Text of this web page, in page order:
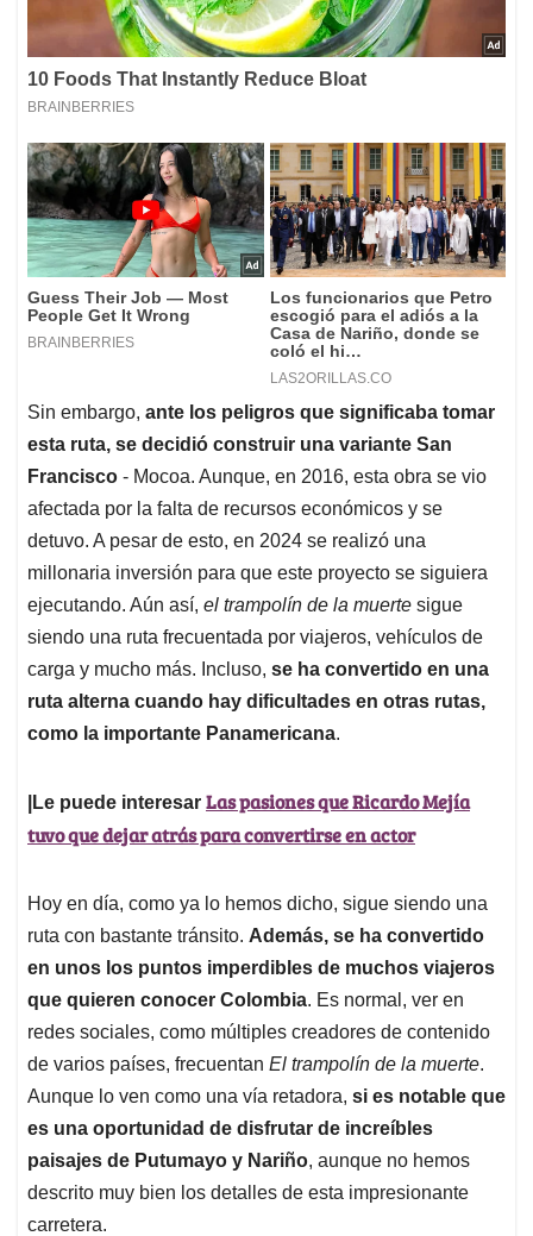
Sin embargo, ante los peligros que significaba tomar
esta ruta, se decidió construir una variante San
Francisco - Mocoa. Aunque, en 2016, esta obra se vio
afectada por la falta de recursos económicos y se
detuvo. A pesar de esto, en 2024 se realizó una
millonaria inversión para que este proyecto se siguiera
ejecutando. Aún así, el trampolín de la muerte sigue
siendo una ruta frecuentada por viajeros, vehículos de
carga y mucho más. Incluso, se ha convertido en una
ruta alterna cuando hay dificultades en otras rutas,
como la importante Panamericana.
|Le puede interesar Las pasiones que Ricardo Mejía
tuvo que dejar atrás para convertirse en actor
Hoy en día, como ya lo hemos dicho, sigue siendo una
ruta con bastante tránsito. Además, se ha convertido
en unos los puntos imperdibles de muchos viajeros
que quieren conocer Colombia. Es normal, ver en
redes sociales, como múltiples creadores de contenido
de varios países, frecuentan El trampolín de la muerte.
Aunque lo ven como una vía retadora, si es notable que
es una oportunidad de disfrutar de increíbles
paisajes de Putumayo y Nariño, aunque no hemos
descrito muy bien los detalles de esta impresionante
carretera.